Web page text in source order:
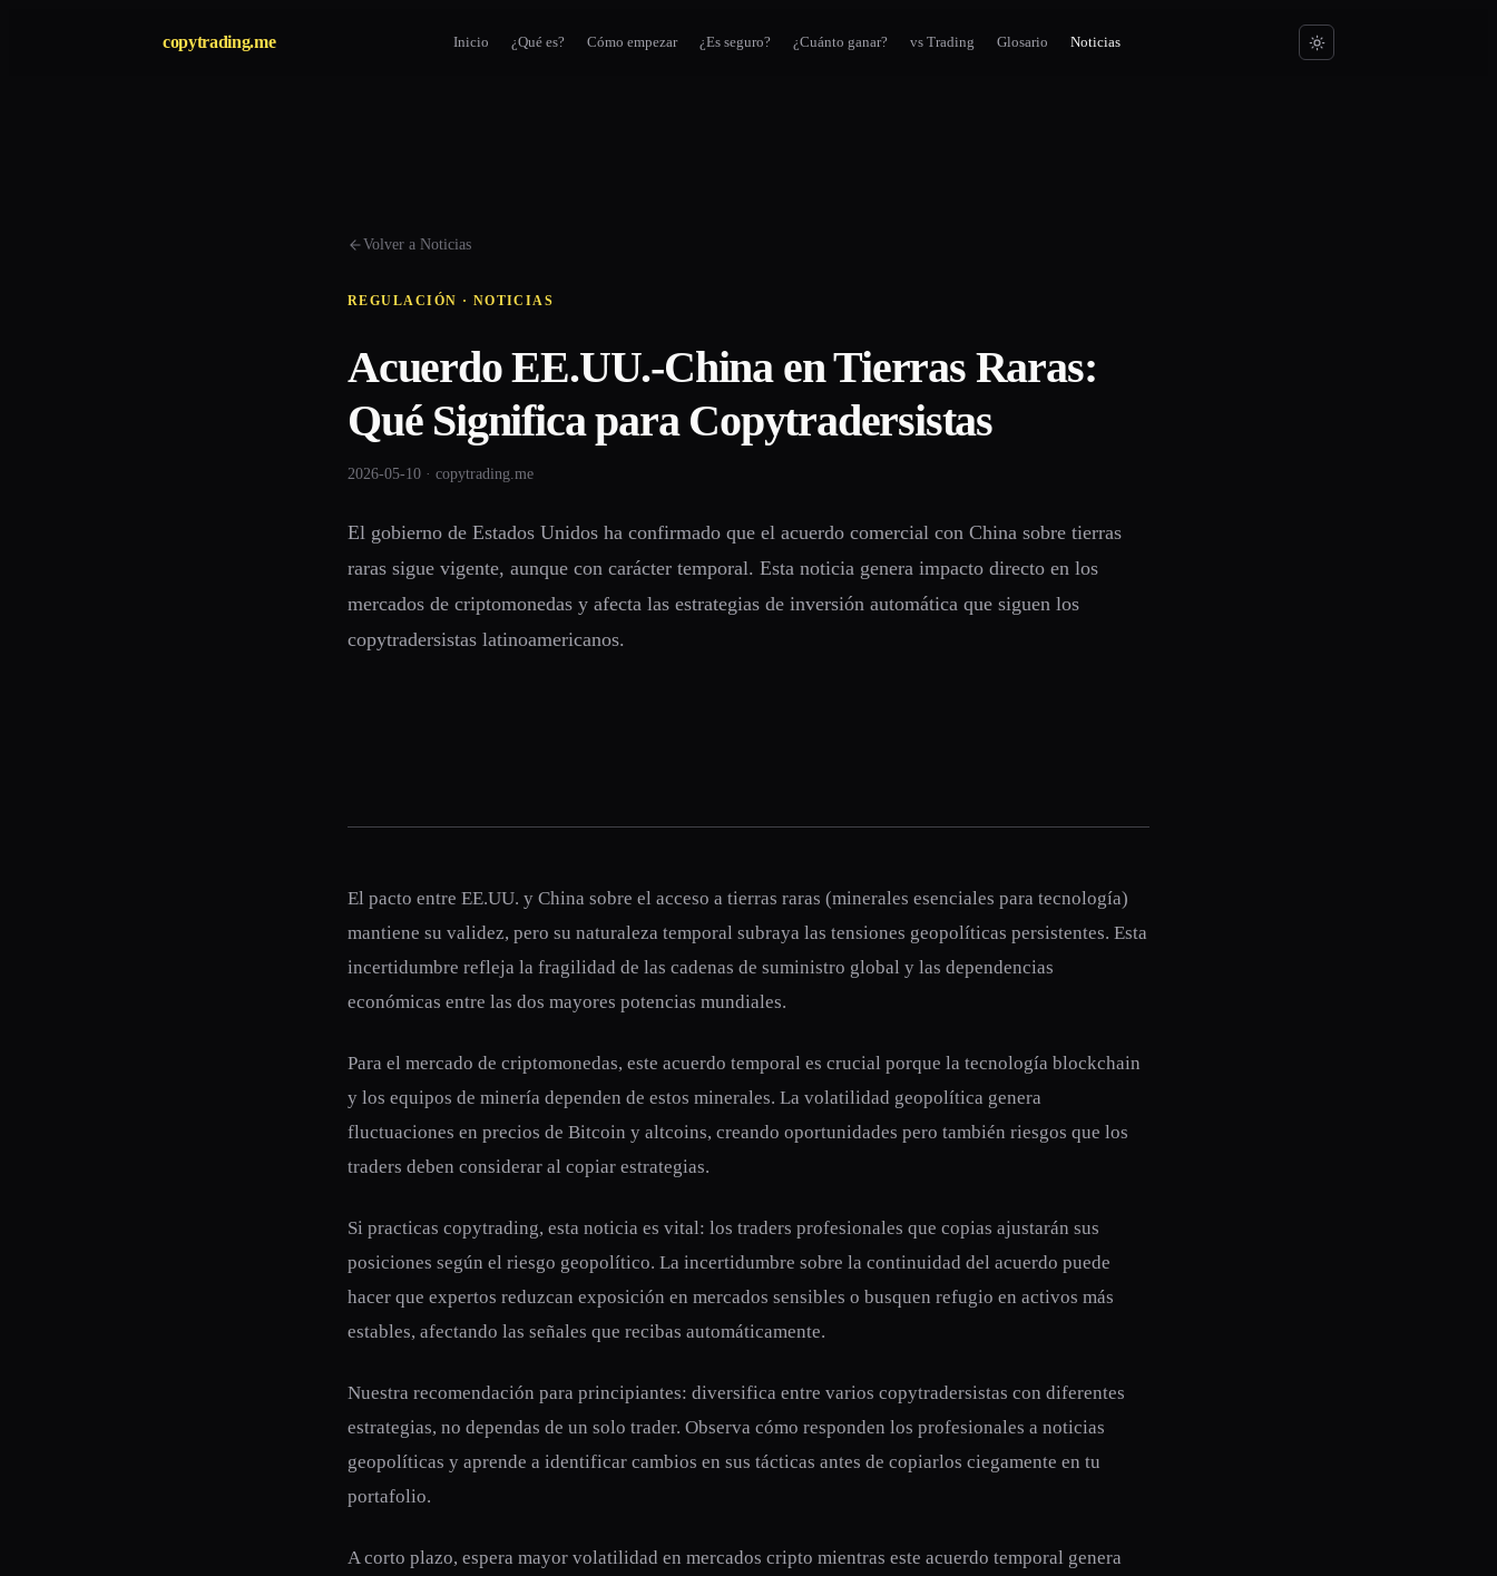
copytrading.me Inicio ¿Qué es? Cómo empezar ¿Es seguro? ¿Cuánto ganar? vs Trading Glosario Noticias
Volver a Noticias
REGULACIÓN · NOTICIAS
Acuerdo EE.UU.-China en Tierras Raras:
Qué Significa para Copytradersistas
2026-05-10 · copytrading.me
El gobierno de Estados Unidos ha confirmado que el acuerdo comercial con China sobre tierras
raras sigue vigente, aunque con carácter temporal. Esta noticia genera impacto directo en los
mercados de criptomonedas y afecta las estrategias de inversión automática que siguen los
copytradersistas latinoamericanos.
El pacto entre EE.UU. y China sobre el acceso a tierras raras (minerales esenciales para tecnología)
mantiene su validez, pero su naturaleza temporal subraya las tensiones geopolíticas persistentes. Esta
incertidumbre refleja la fragilidad de las cadenas de suministro global y las dependencias
económicas entre las dos mayores potencias mundiales.
Para el mercado de criptomonedas, este acuerdo temporal es crucial porque la tecnología blockchain
y los equipos de minería dependen de estos minerales. La volatilidad geopolítica genera
fluctuaciones en precios de Bitcoin y altcoins, creando oportunidades pero también riesgos que los
traders deben considerar al copiar estrategias.
Si practicas copytrading, esta noticia es vital: los traders profesionales que copias ajustarán sus
posiciones según el riesgo geopolítico. La incertidumbre sobre la continuidad del acuerdo puede
hacer que expertos reduzcan exposición en mercados sensibles o busquen refugio en activos más
estables, afectando las señales que recibas automáticamente.
Nuestra recomendación para principiantes: diversifica entre varios copytradersistas con diferentes
estrategias, no dependas de un solo trader. Observa cómo responden los profesionales a noticias
geopolíticas y aprende a identificar cambios en sus tácticas antes de copiarlos ciegamente en tu
portafolio.
A corto plazo, espera mayor volatilidad en mercados cripto mientras este acuerdo temporal genera